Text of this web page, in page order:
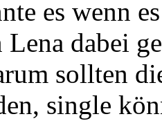
es wenn
dabei
sollten
single